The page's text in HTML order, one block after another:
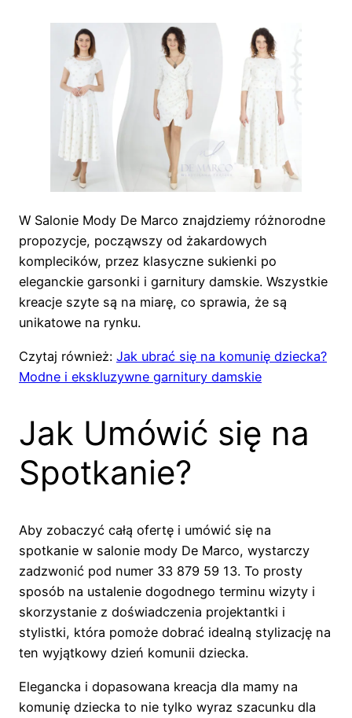
W Salonie Mody De Marco znajdziemy różnorodne
propozycje, począwszy od żakardowych
komplecików, przez klasyczne sukienki po
eleganckie garsonki i garnitury damskie. Wszystkie
kreacje szyte są na miarę, co sprawia, że są
unikatowe na rynku.
Czytaj również: Jak ubrać się na komunię dziecka?
Modne i ekskluzywne garnitury damskie
Jak Umówić się na
Spotkanie?
Aby zobaczyć całą ofertę i umówić się na
spotkanie w salonie mody De Marco, wystarczy
zadzwonić pod numer 33 879 59 13. To prosty
sposób na ustalenie dogodnego terminu wizyty i
skorzystanie z doświadczenia projektantki i
stylistki, która pomoże dobrać idealną stylizację na
ten wyjątkowy dzień komunii dziecka.
Elegancka i dopasowana kreacja dla mamy na
komunię dziecka to nie tylko wyraz szacunku dla